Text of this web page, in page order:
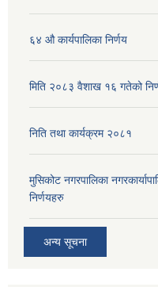
६४ औ कार्यपालिका निर्णय
मिति २०८३ वैशाख १६ गतेको
निति तथा कार्यक्रम २०८१
मुसिकोट नगरपालिका
निर्णयहरु
अन्य सूचना